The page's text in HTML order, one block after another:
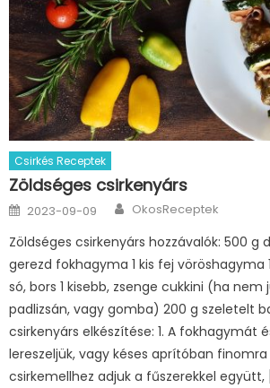
Csirkés Receptek
Zöldséges csirkenyárs
Posted
on
2023-09-09 Author
OkosReceptek
Zöldséges csirkenyárs hozzávalók: 500 g
gerezd fokhagyma 1 kis fej vöröshagyma
só, bors 1 kisebb, zsenge cukkini (ha nem
padlizsán, vagy gomba) 200 g szeletelt
csirkenyárs elkészítése: 1. A fokhagymát
lereszeljük, vagy késes aprítóban finomra
csirkemellhez adjuk a fűszerekkel együtt,